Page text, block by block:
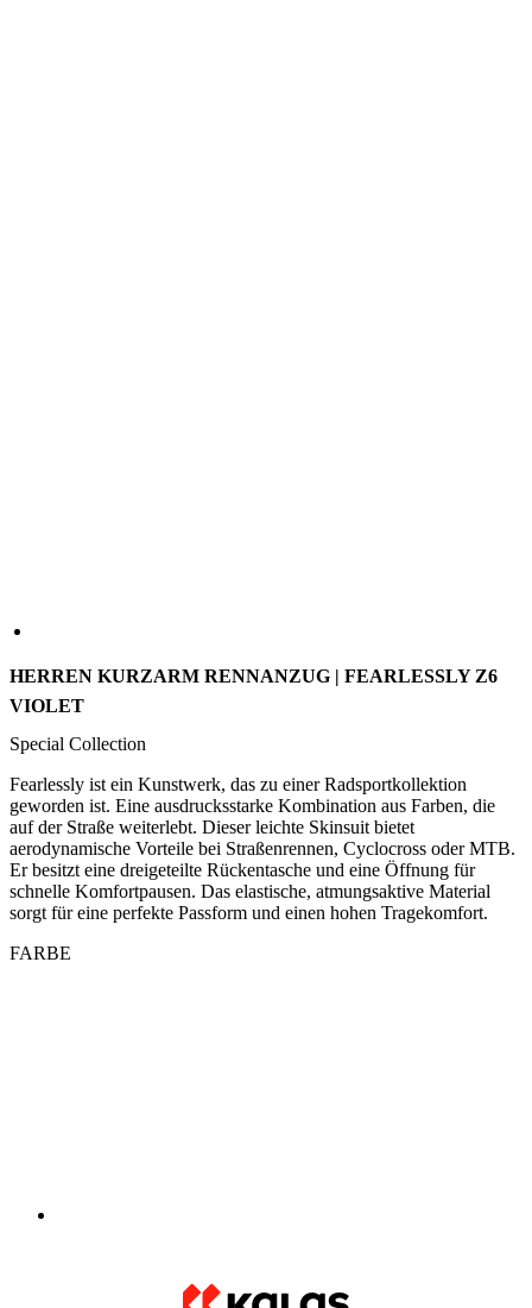
Special Collection
Fearlessly ist ein Kunstwerk, das zu einer Radsportkollektion
geworden ist. Eine ausdrucksstarke Kombination aus Farben, die
aerodynamische Vorteile bei Straßenrennen, Cyclocross oder MTB.
schnelle Komfortpausen. Das elastische, atmungsaktive Material
sorgt für eine perfekte Passform und einen hohen Tragekomfort.
FARBE